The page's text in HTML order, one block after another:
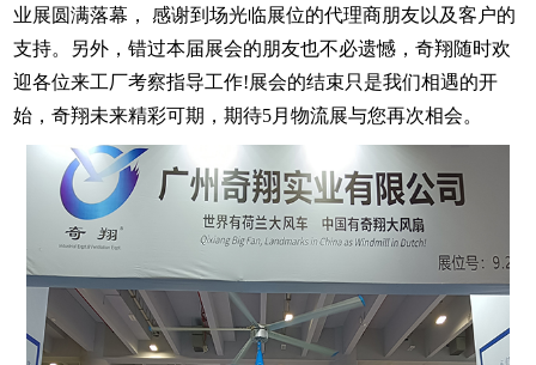
业展圆满落幕， 感谢到场光临展位的代理商朋友以及客户的
支持。 另外，错过本届展会的朋友也不必遗憾，奇翔随时欢
迎各位来工厂考察指导工作!展会的结束只是我们相遇的开
始，奇翔未来精彩可期，期待5月物流展与您再次相会。